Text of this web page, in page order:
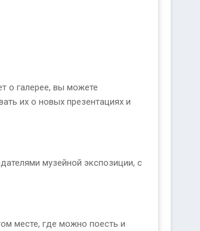
о галерее, вы можете
их о новых презентациях и
музейной экспозиции, с
месте, где можно поесть и